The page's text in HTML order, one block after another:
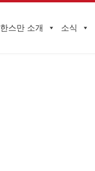
한스만 소개 소식